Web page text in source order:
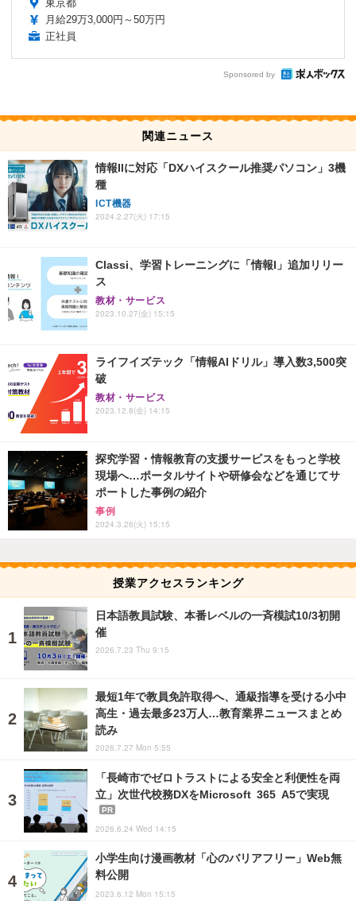
東京都
月給29万3,000円～50万円
正社員
Sponsored by
関連ニュース
情報IIに対応「DXハイスクール推奨パソコン」3機
種
ICT機器
2024.2.27(火) 17:15
Classi、学習トレーニングに「情報I」追加リリー
ス
教材・サービス
2023.10.27(金) 15:15
ライフイズテック「情報AIドリル」導入数3,500突
破
教材・サービス
2023.12.8(金) 14:15
探究学習・情報教育の支援サービスをもっと学校
現場へ…ポータルサイトや研修会などを通じてサ
ポートした事例の紹介
事例
2024.3.26(火) 15:15
授業アクセスランキング
日本語教員試験、本番レベルの一斉模試10/3初開
催
2026.7.23 Thu 9:15
最短1年で教員免許取得へ、通級指導を受ける小中
高生・過去最多23万人…教育業界ニュースまとめ
読み
2026.7.27 Mon 5:55
「長崎市でゼロトラストによる安全と利便性を両
立」次世代校務DXをMicrosoft 365 A5で実現
PR
2026.6.24 Wed 14:15
小学生向け漫画教材「心のバリアフリー」Web無
料公開
2023.6.12 Mon 15:15